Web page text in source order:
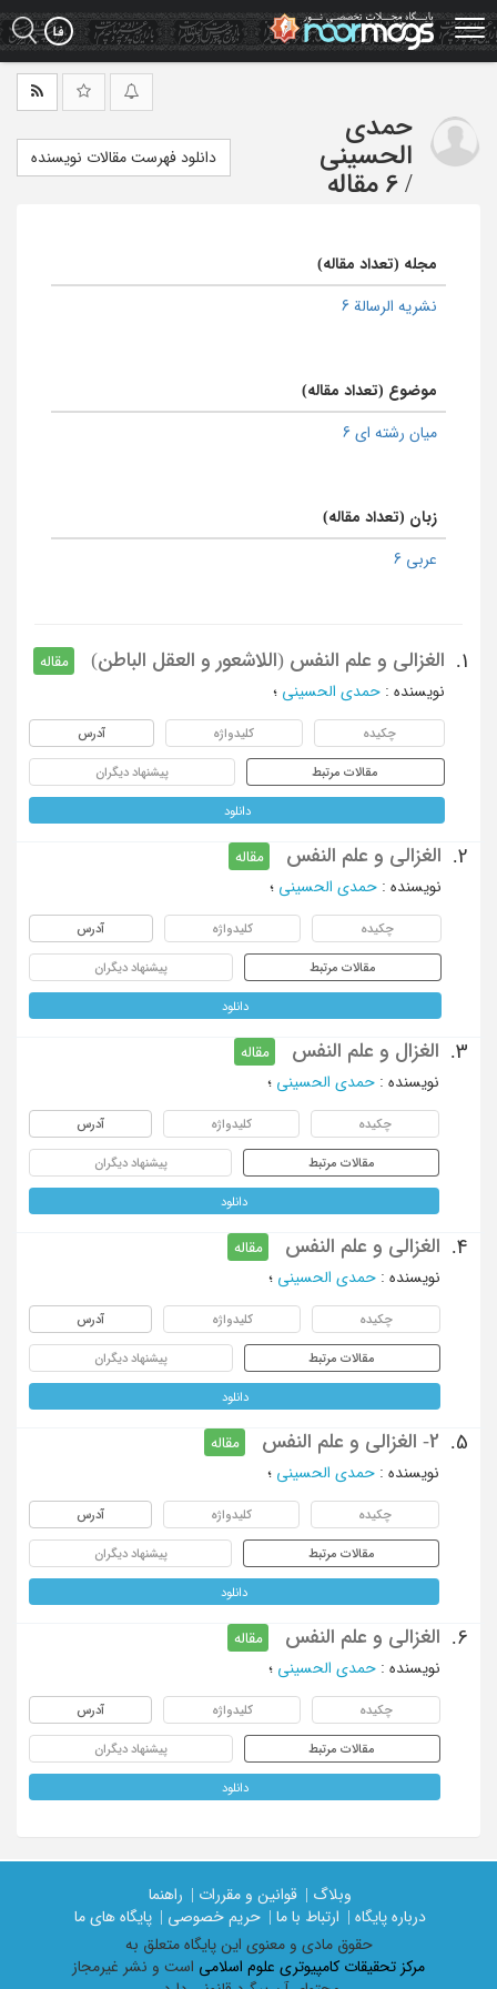
Skip
to
main
حمدی
الحسینی
/ 6 مقاله
دانلود فهرست مقالات نویسنده
مجله (تعداد مقاله)
نشریه الرسالة 6
موضوع (تعداد مقاله)
میان رشته ای 6
زبان (تعداد مقاله)
عربی 6
1. الغزالی و علم النفس (اللاشعور و العقل الباطن)
مقاله
نویسنده : حمدی الحسینی ؛
چکیده کلیدواژه آدرس
مقالات مرتبط پیشنهاد دیگران
دانلود
2. الغزالی و علم النفس
مقاله
نویسنده : حمدی الحسینی ؛
چکیده کلیدواژه آدرس
مقالات مرتبط پیشنهاد دیگران
دانلود
3. الغزال و علم النفس
مقاله
نویسنده : حمدی الحسینی ؛
چکیده کلیدواژه آدرس
مقالات مرتبط پیشنهاد دیگران
دانلود
4. الغزالی و علم النفس
مقاله
نویسنده : حمدی الحسینی ؛
چکیده کلیدواژه آدرس
مقالات مرتبط پیشنهاد دیگران
دانلود
5. 2- الغزالی و علم النفس
مقاله
نویسنده : حمدی الحسینی ؛
چکیده کلیدواژه آدرس
مقالات مرتبط پیشنهاد دیگران
دانلود
6. الغزالی و علم النفس
مقاله
نویسنده : حمدی الحسینی ؛
چکیده کلیدواژه آدرس
مقالات مرتبط پیشنهاد دیگران
دانلود
وبلاگ | قوانین و مقررات |
راهنما
درباره پایگاه |
ارتباط با ما | حریم خصوصی |
پایگاه های ما
حقوق مادی و معنوی اين پايگاه متعلق به
مرکز تحقیقات کامپیوتری علوم اسلامی است و نشر غیرمجاز